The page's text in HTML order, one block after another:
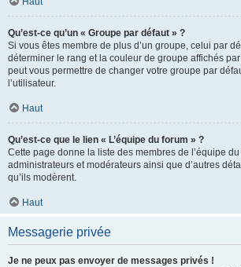
Qu’est-ce qu’un « Groupe par défaut » ?
Si vous êtes membre de plus d’un groupe, celui par
déterminer le rang et la couleur de groupe affichés
peut vous permettre de changer votre groupe par
l’utilisateur.
Haut
Qu’est-ce que le lien « L’équipe du forum » ?
Cette page donne la liste des membres de l’équipe
administrateurs et modérateurs ainsi que d’autres
qu’ils modèrent.
Haut
Messagerie privée
Je ne peux pas envoyer de messages privés !